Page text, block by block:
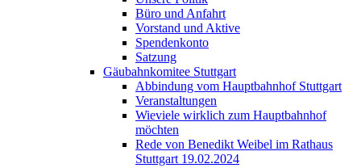
Büro und Anfahrt
Vorstand und Aktive
Spendenkonto
Satzung
Gäubahnkomitee Stuttgart
Abbindung vom Hauptbahnhof Stuttgart
Veranstaltungen
Wieviele wirklich zum Hauptbahnhof
möchten
Rede von Benedikt Weibel im Rathaus
Stuttgart 19.02.2024